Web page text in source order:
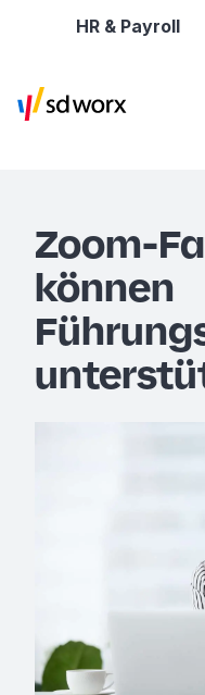
HR & Payroll
Zoom-
können